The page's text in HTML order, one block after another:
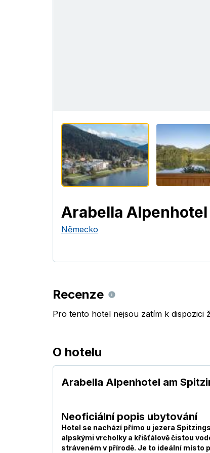
Arabella
Německo
Recenze
Pro tento hotel nejsou zatím k dispozici
O hotelu
Arabella Alpenhotel am
Neoficiální popis ubytování
Hotel se nachází přímo u jezera
alpskými vrcholky a křišťálově čistou
stráveném v přírodě. Je to ideální místo